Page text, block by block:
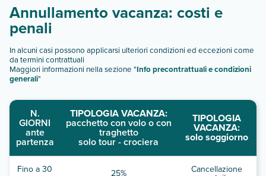
Annullamento vacanza: costi e
penali
In alcuni casi possono applicarsi ulteriori condizioni ed eccezioni come
da termini contrattuali
Maggiori informazioni nella sezione "Info precontrattuali e condizioni
generali"
N.
GIORNI
ante
partenza
TIPOLOGIA VACANZA:
pacchetto con volo o con
traghetto
solo tour - crociera
TIPOLOGIA
VACANZA:
solo soggiorno
Fino a 30 25% Cancellazione